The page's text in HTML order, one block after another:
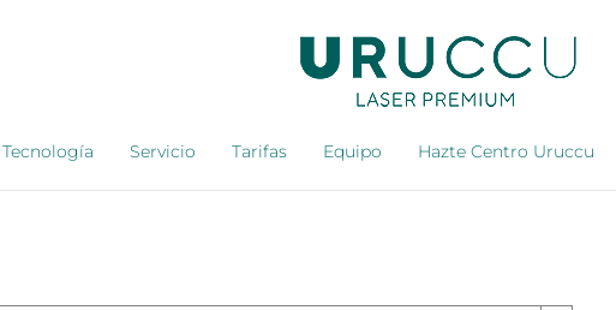
Tecnología Servicio Tarifas Equipo Hazte Centro Uruccu